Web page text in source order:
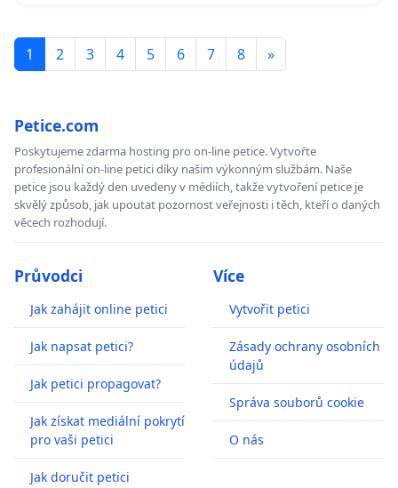
1 2 3 4 5 6 7 8 »
Petice.com
Poskytujeme zdarma hosting pro on-line petice. Vytvořte
profesionální on-line petici díky našim výkonným službám. Naše
petice jsou každý den uvedeny v médiích, takže vytvoření petice je
skvělý způsob, jak upoutat pozornost veřejnosti i těch, kteří o daných
věcech rozhodují.
Průvodci
Jak zahájit online petici
Jak napsat petici?
Jak petici propagovat?
Jak získat mediální pokrytí
pro vaši petici
Jak doručit petici
Více
Vytvořit petici
Zásady ochrany osobních
údajů
Správa souborů cookie
O nás